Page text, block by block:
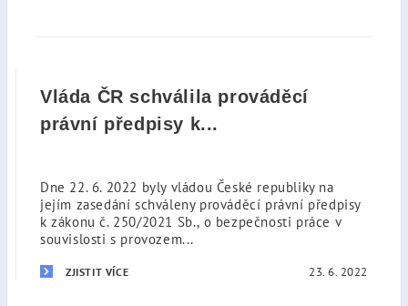
Vláda ČR schválila prováděcí
právní předpisy k...
Dne 22. 6. 2022 byly vládou České republiky na
jejím zasedání schváleny prováděcí právní předpisy
k zákonu č. 250/2021 Sb., o bezpečnosti práce v
souvislosti s provozem...
ZJISTIT VÍCE 23. 6. 2022